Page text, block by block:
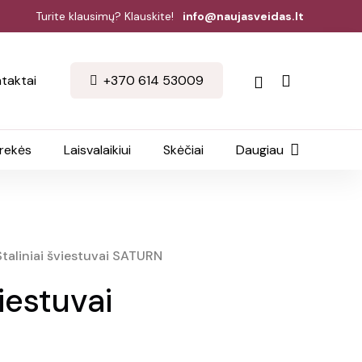
Turite klausimų? Klauskite! info@naujasveidas.lt
+370 614 53009
Laisvalaikiui Skėčiai Daugiau
šviestuvai SATURN